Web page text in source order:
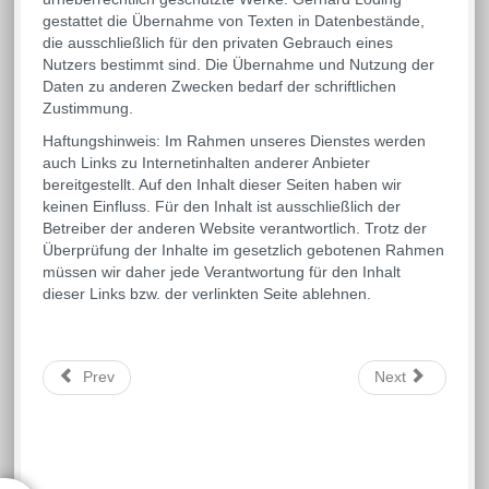
gestattet die Übernahme von Texten in Datenbestände,
die ausschließlich für den privaten Gebrauch eines
Nutzers bestimmt sind. Die Übernahme und Nutzung der
Daten zu anderen Zwecken bedarf der schriftlichen
Zustimmung.
Haftungshinweis: Im Rahmen unseres Dienstes werden
auch Links zu Internetinhalten anderer Anbieter
bereitgestellt. Auf den Inhalt dieser Seiten haben wir
keinen Einfluss. Für den Inhalt ist ausschließlich der
Betreiber der anderen Website verantwortlich. Trotz der
Überprüfung der Inhalte im gesetzlich gebotenen Rahmen
müssen wir daher jede Verantwortung für den Inhalt
dieser Links bzw. der verlinkten Seite ablehnen.
Prev Next